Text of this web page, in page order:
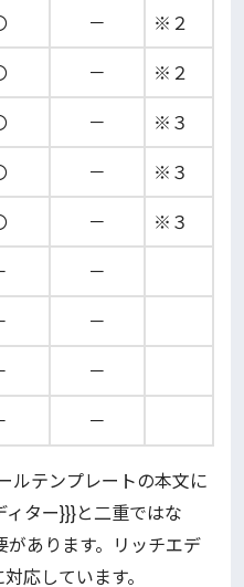
－
※２
－
※２
－
※３
－
※３
－
※３
－
－
－
－
ルテンプレートの本文に
ター}}}と二重ではな
があります。リッチエデ
応しています。